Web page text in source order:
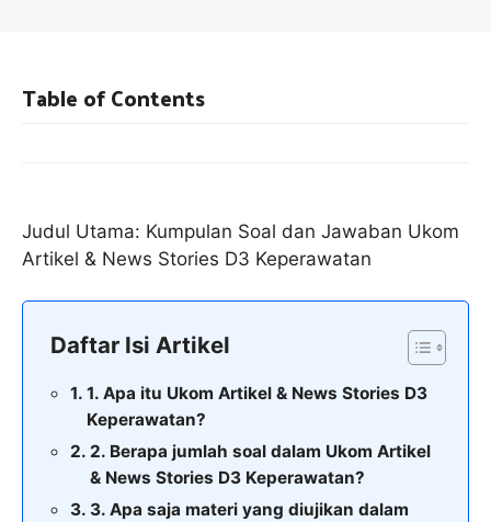
Judul Utama: Kumpulan Soal dan Jawaban Ukom
Artikel & News Stories D3 Keperawatan
Daftar Isi Artikel
1. Apa itu Ukom Artikel & News Stories D3
Keperawatan?
2. Berapa jumlah soal dalam Ukom Artikel
& News Stories D3 Keperawatan?
3. Apa saja materi yang diujikan dalam
Table of Contents